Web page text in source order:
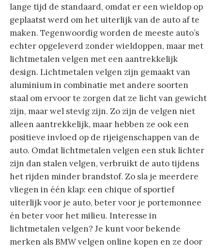
lange tijd de standaard, omdat er een wieldop op
geplaatst werd om het uiterlijk van de auto af te
maken. Tegenwoordig worden de meeste auto’s
echter opgeleverd zonder wieldoppen, maar met
lichtmetalen velgen met een aantrekkelijk
design. Lichtmetalen velgen zijn gemaakt van
aluminium in combinatie met andere soorten
staal om ervoor te zorgen dat ze licht van gewicht
zijn, maar wel stevig zijn. Zo zijn de velgen niet
alleen aantrekkelijk, maar hebben ze ook een
positieve invloed op de rijeigenschappen van de
auto. Omdat lichtmetalen velgen een stuk lichter
zijn dan stalen velgen, verbruikt de auto tijdens
het rijden minder brandstof. Zo sla je meerdere
vliegen in één klap: een chique of sportief
uiterlijk voor je auto, beter voor je portemonnee
én beter voor het milieu. Interesse in
lichtmetalen velgen? Je kunt voor bekende
merken als BMW velgen online kopen en ze door